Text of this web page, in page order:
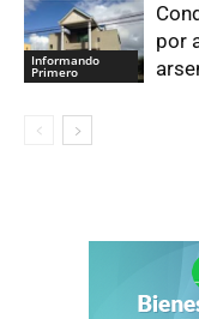
Informando
Primero
por